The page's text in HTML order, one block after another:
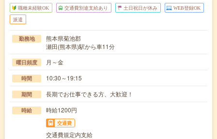
職種未経験OK 交通費別途支給あり 土日祝日が休み WEB登録OK
派遣
勤務地
熊本県菊池郡
瀬田(熊本県)駅から車11分
曜日頻度 月～金
時間 10:30～19:15
期間 長期でお仕事できる方、大歓迎！
時給 時給1200円
交通費
交通費規定内支給